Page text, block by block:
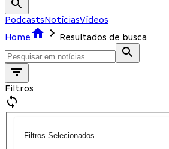
PodcastsNotíciasVídeos
Home
Resultados de busca
Filtros
Filtros Selecionados